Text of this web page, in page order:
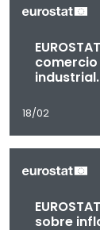
industrial.
18/02
sobre